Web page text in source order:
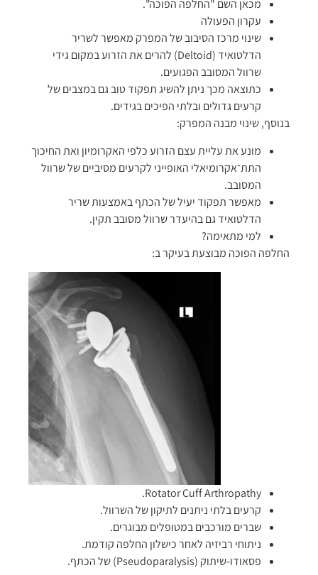
מכאן השם "החלפה הפוכה".
עקרון הפעולה
שינוי מרכז הסיבוב של המפרק מאפשר לשריר
הדלטואיד (Deltoid) להרים את הזרוע במקום גידי
שרוול המסובב הפגועים.
כתוצאה מכך ניתן להשיג תפקוד טוב גם במצבים של
קרעים גדולים ובלתי הפיכים בגידים.
בנוסף, שינוי מבנה המפרק:
מונע את עליית עצם הזרוע כלפי האקרומיון ואת החיכוך
התת־אקרומיאלי האופייני לקרעים מסיביים של שרוול
המסובב.
מאפשר תפקוד יעיל של הכתף באמצעות שריר
הדלטואיד גם בהיעדר שרוול מסובב תקין.
למי מתאימה?
החלפה הפוכה מבוצעת בעיקר ב:
Rotator Cuff Arthropathy.
קרעים בלתי ניתנים לתיקון של השרוול.
שברים מורכבים במטופלים מבוגרים.
ניתוחי רביזיה לאחר כישלון החלפה קודמת.
פסאודו-שיתוק (Pseudoparalysis) של הכתף.